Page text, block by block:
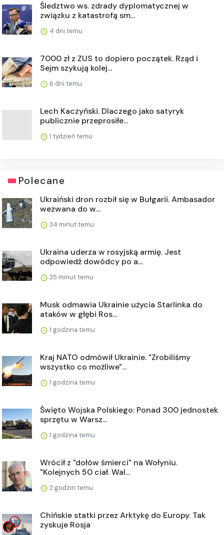
Śledztwo ws. zdrady dyplomatycznej w
związku z katastrofą sm...
4 dni temu
7000 zł z ZUS to dopiero początek. Rząd i
Sejm szykują kolej...
6 dni temu
Lech Kaczyński. Dlaczego jako satyryk
publicznie przeprosiłe...
1 tydzień temu
Polecane
Ukraiński dron rozbił się w Bułgarii. Ambasador
wezwana do w...
34 minut temu
Ukraina uderza w rosyjską armię. Jest
odpowiedź dowódcy po a...
35 minut temu
Musk odmawia Ukrainie użycia Starlinka do
ataków w głębi Ros...
1 godzina temu
Kraj NATO odmówił Ukrainie. "Zrobiliśmy
wszystko co możliwe"...
1 godzina temu
Święto Wojska Polskiego: Ponad 300 jednostek
sprzętu w Warsz...
1 godzina temu
Wrócił z "dołów śmierci" na Wołyniu.
"Kolejnych 50 ciał. Wal...
2 godzin temu
Chińskie statki przez Arktykę do Europy. Tak
zyskuje Rosja